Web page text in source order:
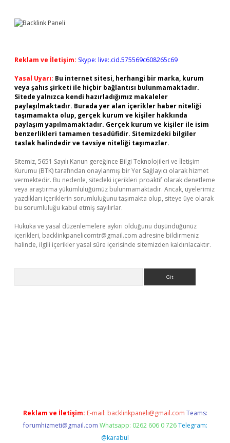
Reklam ve İletişim: Skype: live:.cid.575569c608265c69
Yasal Uyarı: Bu internet sitesi, herhangi bir marka, kurum
veya şahıs şirketi ile hiçbir bağlantısı bulunmamaktadır.
Sitede yalnızca kendi hazırladığımız makaleler
paylaşılmaktadır. Burada yer alan içerikler haber niteliği
taşımamakta olup, gerçek kurum ve kişiler hakkında
paylaşım yapılmamaktadır. Gerçek kurum ve kişiler ile isim
benzerlikleri tamamen tesadüfidir. Sitemizdeki bilgiler
taslak halindedir ve tavsiye niteliği taşımazlar.
Sitemiz, 5651 Sayılı Kanun gereğince Bilgi Teknolojileri ve İletişim
Kurumu (BTK) tarafından onaylanmış bir Yer Sağlayıcı olarak hizmet
vermektedir. Bu nedenle, sitedeki içerikleri proaktif olarak denetleme
veya araştırma yükümlülüğümüz bulunmamaktadır. Ancak, üyelerimiz
yazdıkları içeriklerin sorumluluğunu taşımakta olup, siteye üye olarak
bu sorumluluğu kabul etmiş sayılırlar.
Hukuka ve yasal düzenlemelere aykırı olduğunu düşündüğünüz
içerikleri, backlinkpanelicomtr@gmail.com adresine bildirmeniz
halinde, ilgili içerikler yasal süre içerisinde sitemizden kaldırılacaktır.
Reklam ve İletişim: E-mail: backlinkpaneli@gmail.com Teams:
forumhizmeti@gmail.com Whatsapp: 0262 606 0 726 Telegram:
@karabul